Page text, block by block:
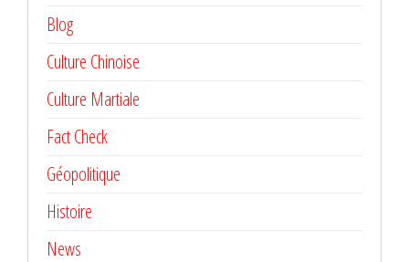
Blog
Culture Chinoise
Culture Martiale
Fact Check
Géopolitique
Histoire
News